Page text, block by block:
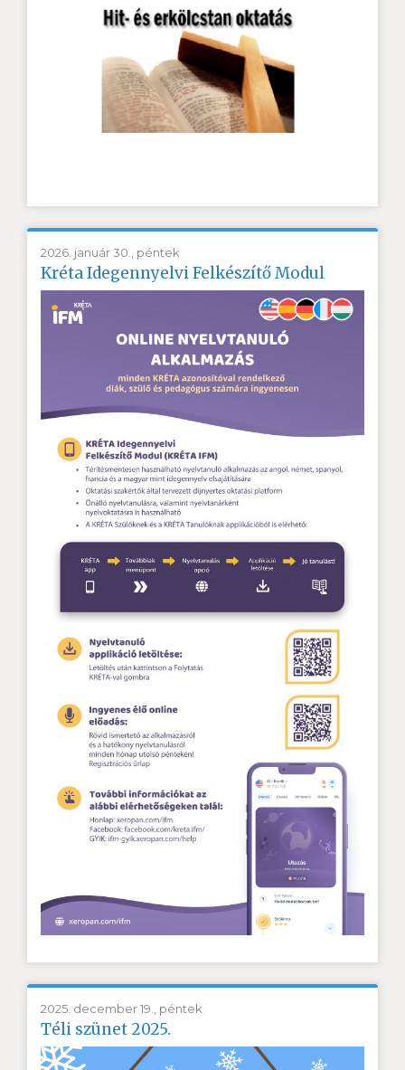
2026. január 30., péntek
Kréta Idegennyelvi Felkészítő Modul
2025. december 19., péntek
Téli szünet 2025.